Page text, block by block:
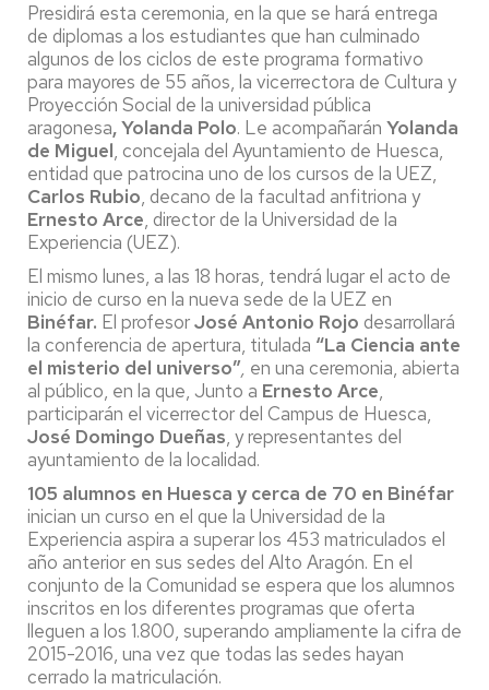
Presidirá esta ceremonia, en la que se hará entrega
de diplomas a los estudiantes que han culminado
algunos de los ciclos de este programa formativo
para mayores de 55 años, la vicerrectora de Cultura y
Proyección Social de la universidad pública
aragonesa, Yolanda Polo. Le acompañarán Yolanda
de Miguel, concejala del Ayuntamiento de Huesca,
entidad que patrocina uno de los cursos de la UEZ,
Carlos Rubio, decano de la facultad anfitriona y
Ernesto Arce, director de la Universidad de la
Experiencia (UEZ).
El mismo lunes, a las 18 horas, tendrá lugar el acto de
inicio de curso en la nueva sede de la UEZ en
Binéfar. El profesorJosé Antonio Rojo desarrollará
la conferencia de apertura, titulada “La Ciencia ante
el misterio del universo”, en una ceremonia, abierta
al público, en la que, Junto a Ernesto Arce,
participarán el vicerrector del Campus de Huesca,
José Domingo Dueñas, y representantes del
ayuntamiento de la localidad.
105 alumnos en Huesca y cerca de 70 en Binéfar
inician un curso en el que la Universidad de la
Experiencia aspira a superar los 453 matriculados el
año anterior en sus sedes del Alto Aragón. En el
conjunto de la Comunidad se espera que los alumnos
inscritos en los diferentes programas que oferta
lleguen a los 1.800, superando ampliamente la cifra de
2015-2016, una vez que todas las sedes hayan
cerrado la matriculación.